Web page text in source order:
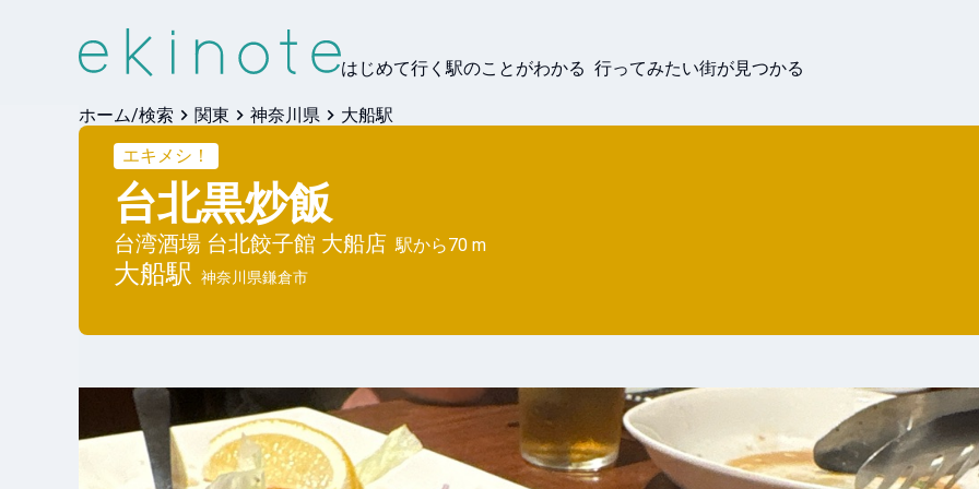
はじめて行く駅のことがわかる 行ってみたい街が見つかる
ホーム/検索 関東 神奈川県
大船駅
エキメシ！
台北黒炒飯
台湾酒場 台北餃子館 大船店 駅から70 m
大船駅 神奈川県鎌倉市